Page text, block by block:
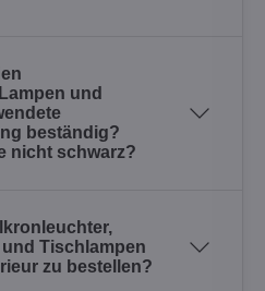
und
beständig?
nicht schwarz?
Tischlampen
zu bestellen?